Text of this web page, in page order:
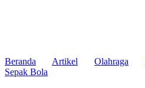
Beranda Artikel Olahraga
Sepak Bola